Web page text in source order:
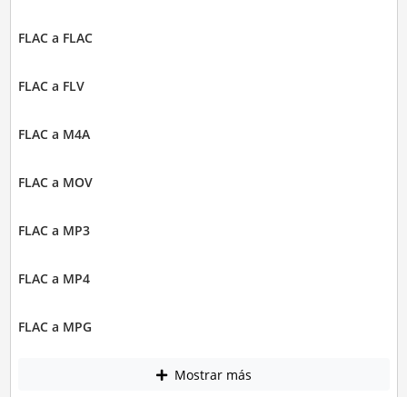
FLAC a FLAC
FLAC a FLV
FLAC a M4A
FLAC a MOV
FLAC a MP3
FLAC a MP4
FLAC a MPG
Mostrar más